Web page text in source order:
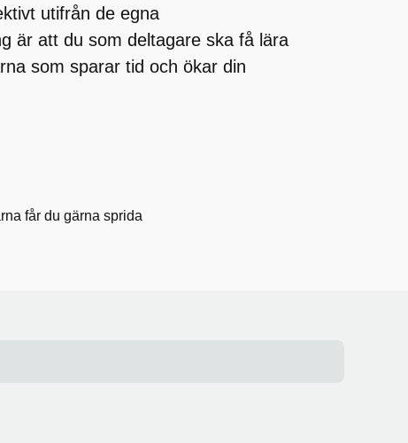
utifrån de egna
är att du som deltagare ska få lära
som sparar tid och ökar din
får du gärna sprida